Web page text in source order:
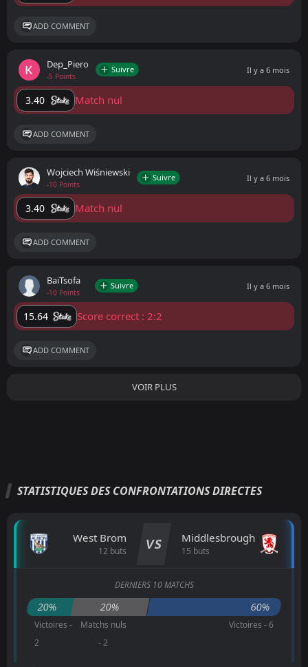
ADD COMMENT
Dep_Piero
-5 Points
Suivre Il y a 6 mois
3.40 Match nul
ADD COMMENT
Wojciech Wiśniewski
-10 Points
Suivre Il y a 6 mois
3.40 Match nul
ADD COMMENT
BaiTsofa
-10 Points
Suivre Il y a 6 mois
15.64 Score correct : 2:2
ADD COMMENT
VOIR PLUS
STATISTIQUES DES CONFRONTATIONS DIRECTES
West Brom
12 buts VS Middlesbrough
15 buts
DERNIERS 10 MATCHS
20% 20% 60%
Victoires -
2
Matchs nuls
- 2
Victoires - 6